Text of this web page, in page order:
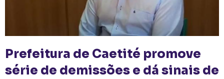
Prefeitura de Caetité promove
série de demissões e dá sinais de